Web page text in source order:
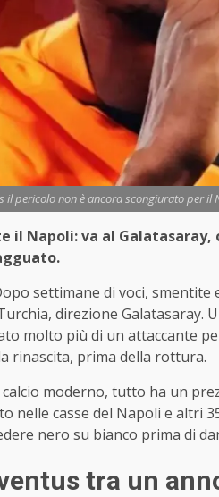
il pericolo non è ancora scongiurato per
il Napoli: va al
settimane di voci,
direzione Galatasaray.
molto più di un attaccante
rinascita, prima della rottura.
calcio moderno, tutto ha un
nelle casse del Napoli e altri
nero su bianco prima di
tra un